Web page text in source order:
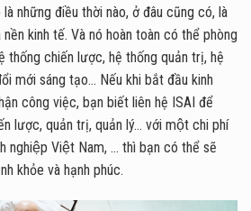
những điều thời nào, ở đâu cũng có, là
kinh tế. Và nó hoàn toàn có thể phòng
thống chiến lược, hệ thống quản trị, hệ
mới sáng tạo… Nếu khi bắt đầu kinh
công việc, bạn biết liên hệ ISAI để
lược, quản trị, quản lý… với một chi phí
nghiệp Việt Nam, … thì bạn có thể sẽ
khỏe và hạnh phúc.